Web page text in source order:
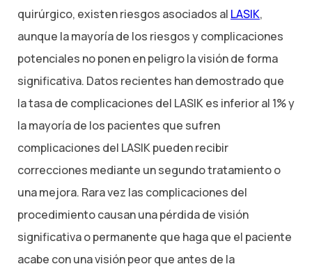
quirúrgico, existen riesgos asociados al LASIK,
aunque la mayoría de los riesgos y complicaciones
potenciales no ponen en peligro la visión de forma
significativa. Datos recientes han demostrado que
la tasa de complicaciones del LASIK es inferior al 1% y
la mayoría de los pacientes que sufren
complicaciones del LASIK pueden recibir
correcciones mediante un segundo tratamiento o
una mejora. Rara vez las complicaciones del
procedimiento causan una pérdida de visión
significativa o permanente que haga que el paciente
acabe con una visión peor que antes de la